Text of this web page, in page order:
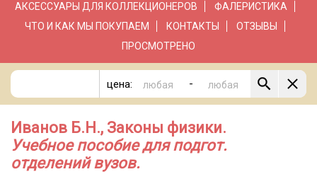
АКСЕССУАРЫ ДЛЯ КОЛЛЕКЦИОНЕРОВ
ФАЛЕРИСТИКА
ЧТО И КАК МЫ ПОКУПАЕМ
КОНТАКТЫ
ОТЗЫВЫ
ПРОСМОТРЕНО
цена: -
Иванов Б.Н., Законы физики.
Учебное пособие для подгот.
отделений вузов.